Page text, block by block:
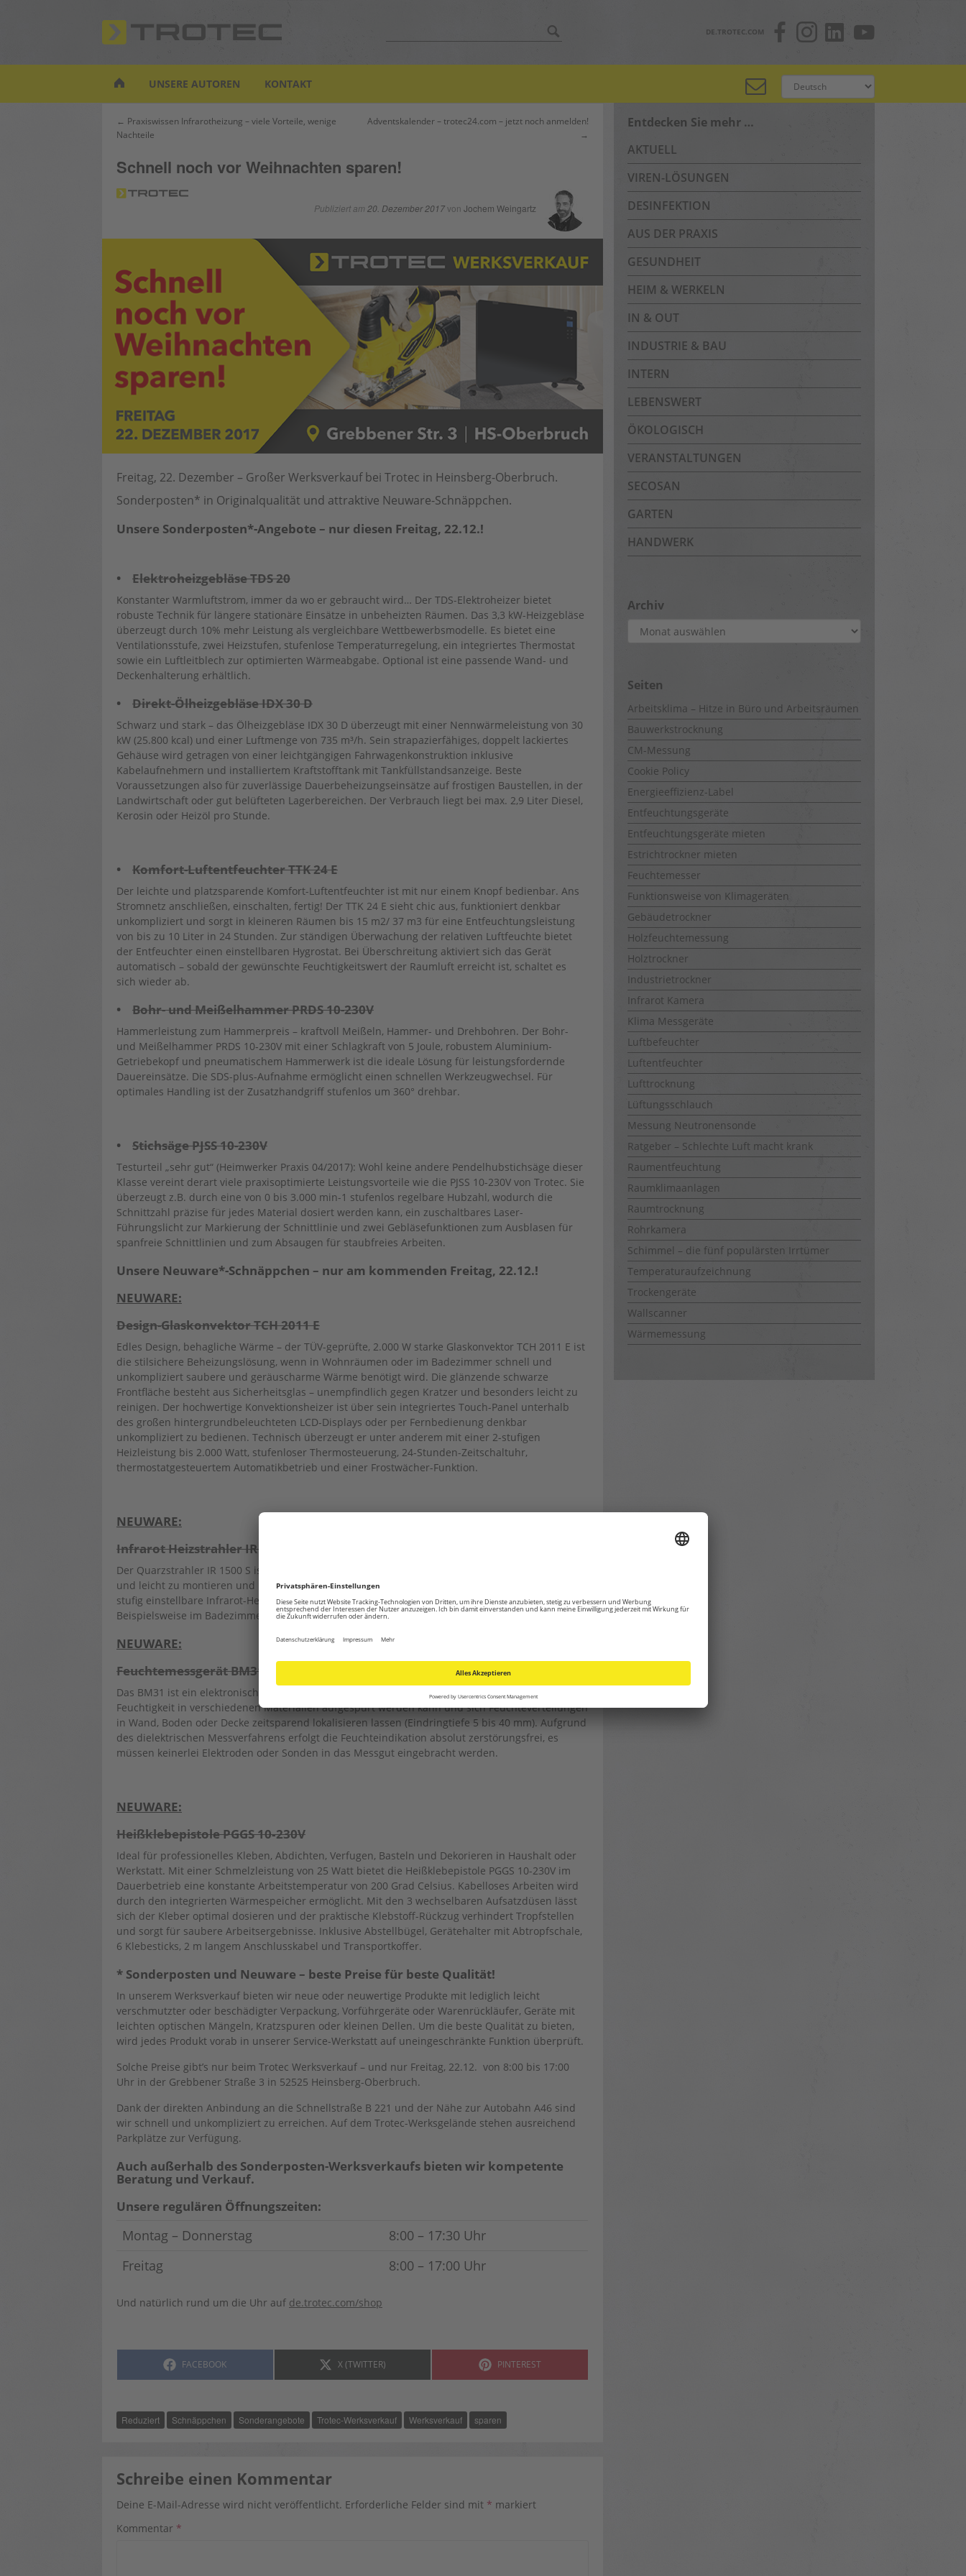
m
DE.TROTEC.COM
UNSERE AUTOREN KONTAKT
Beitrags-
Navigation
← Praxiswissen Infrarotheizung – viele Vorteile, wenige
Nachteile
Adventskalender – trotec24.com – jetzt noch anmelden!
→
Schnell noch vor Weihnachten sparen!
Publiziert am 20. Dezember 2017von Jochem Weingartz
Freitag, 22. Dezember – Großer Werksverkauf bei Trotec in Heinsberg-Oberbruch.
Sonderposten* in Originalqualität und attraktive Neuware-Schnäppchen.
Unsere Sonderposten*-Angebote – nur diesen Freitag, 22.12.!
• Elektroheizgebläse TDS 20
Konstanter Warmluftstrom, immer da wo er gebraucht wird… Der TDS-Elektroheizer bietet
robuste Technik für längere stationäre Einsätze in unbeheizten Räumen. Das 3,3 kW-Heizgebläse
überzeugt durch 10% mehr Leistung als vergleichbare Wettbewerbsmodelle. Es bietet eine
Ventilationsstufe, zwei Heizstufen, stufenlose Temperaturregelung, ein integriertes Thermostat
sowie ein Luftleitblech zur optimierten Wärmeabgabe. Optional ist eine passende Wand- und
Deckenhalterung erhältlich.
• Direkt-Ölheizgebläse IDX 30 D
Schwarz und stark – das Ölheizgebläse IDX 30 D überzeugt mit einer Nennwärmeleistung von 30
kW (25.800 kcal) und einer Luftmenge von 735 m³/h. Sein strapazierfähiges, doppelt lackiertes
Gehäuse wird getragen von einer leichtgängigen Fahrwagenkonstruktion inklusive
Kabelaufnehmern und installiertem Kraftstofftank mit Tankfüllstandsanzeige. Beste
Voraussetzungen also für zuverlässige Dauerbeheizungseinsätze auf frostigen Baustellen, in der
Landwirtschaft oder gut belüfteten Lagerbereichen. Der Verbrauch liegt bei max. 2,9 Liter Diesel,
Kerosin oder Heizöl pro Stunde.
• Komfort-Luftentfeuchter TTK 24 E
Der leichte und platzsparende Komfort-Luftentfeuchter ist mit nur einem Knopf bedienbar. Ans
Stromnetz anschließen, einschalten, fertig! Der TTK 24 E sieht chic aus, funktioniert denkbar
unkompliziert und sorgt in kleineren Räumen bis 15 m2/ 37 m3 für eine Entfeuchtungsleistung
von bis zu 10 Liter in 24 Stunden. Zur ständigen Überwachung der relativen Luftfeuchte bietet
der Entfeuchter einen einstellbaren Hygrostat. Bei Überschreitung aktiviert sich das Gerät
automatisch – sobald der gewünschte Feuchtigkeitswert der Raumluft erreicht ist, schaltet es
sich wieder ab.
• Bohr- und Meißelhammer PRDS 10-230V
Hammerleistung zum Hammerpreis – kraftvoll Meißeln, Hammer- und Drehbohren. Der Bohr-
und Meißelhammer PRDS 10‑230V mit einer Schlagkraft von 5 Joule, robustem Aluminium-
Getriebekopf und pneumatischem Hammerwerk ist die ideale Lösung für leistungsfordernde
Dauereinsätze. Die SDS-plus-Aufnahme ermöglicht einen schnellen Werkzeugwechsel. Für
optimales Handling ist der Zusatzhandgriff stufenlos um 360° drehbar.
• Stichsäge PJSS 10-230V
Testurteil „sehr gut“ (Heimwerker Praxis 04/2017): Wohl keine andere Pendelhubstichsäge dieser
Klasse vereint derart viele praxisoptimierte Leistungsvorteile wie die PJSS 10-230V von Trotec. Sie
überzeugt z.B. durch eine von 0 bis 3.000 min-1 stufenlos regelbare Hubzahl, wodurch die
Schnittzahl präzise für jedes Material dosiert werden kann, ein zuschaltbares Laser-
Führungslicht zur Markierung der Schnittlinie und zwei Gebläsefunktionen zum Ausblasen für
spanfreie Schnittlinien und zum Absaugen für staubfreies Arbeiten.
Unsere Neuware*-Schnäppchen – nur am kommenden Freitag, 22.12.!
NEUWARE:
Design-Glaskonvektor TCH 2011 E
Edles Design, behagliche Wärme – der TÜV-geprüfte, 2.000 W starke Glaskonvektor TCH 2011 E ist
die stilsichere Beheizungslösung, wenn in Wohnräumen oder im Badezimmer schnell und
unkompliziert saubere und geräuscharme Wärme benötigt wird. Die glänzende schwarze
Frontfläche besteht aus Sicherheitsglas – unempfindlich gegen Kratzer und besonders leicht zu
reinigen. Der hochwertige Konvektionsheizer ist über sein integriertes Touch-Panel unterhalb
des großen hintergrundbeleuchteten LCD-Displays oder per Fernbedienung denkbar
unkompliziert zu bedienen. Technisch überzeugt er unter anderem mit einer 2-stufigen
Heizleistung bis 2.000 Watt, stufenloser Thermosteuerung, 24-Stunden-Zeitschaltuhr,
thermostatgesteuertem Automatikbetrieb und einer Frostwächer-Funktion.
NEUWARE:
Infrarot Heizstrahler IR 1500 S
Der Quarzstrahler IR 1500 S ist überall dort erste Wahl, wo direkte Wärme benötigt wird. Einfach
und leicht zu montieren und mit einem verstellbaren Neigungswinkel zwischen 20°-60° ist der 3-
stufig einstellbare Infrarot-Heizstrahler mit 1500 Watt Heizleistung flexibel einsetzbar.
Beispielsweise im Badezimmer, Gäste-WC oder Hobbykeller.
NEUWARE:
Feuchtemessgerät BM31
Das BM31 ist ein elektronischer Feuchteindikator, mit dem schnell und einfach oberflächennahe
Feuchtigkeit in verschiedenen Materialien aufgespürt werden kann und sich Feuchteverteilungen
in Wand, Boden oder Decke zeitsparend lokalisieren lassen (Eindringtiefe 5 bis 40 mm). Aufgrund
des dielektrischen Messverfahrens erfolgt die Feuchteindikation absolut zerstörungsfrei, es
müssen keinerlei Elektroden oder Sonden in das Messgut eingebracht werden.
NEUWARE:
Heißklebepistole PGGS 10‑230V
Ideal für professionelles Kleben, Abdichten, Verfugen, Basteln und Dekorieren in Haushalt oder
Werkstatt. Mit einer Schmelzleistung von 25 Watt bietet die Heißklebepistole PGGS 10-230V im
Dauerbetrieb eine konstante Arbeitstemperatur von 200 Grad Celsius. Kabelloses Arbeiten wird
durch den integrierten Wärmespeicher ermöglicht. Mit den 3 wechselbaren Aufsatzdüsen lässt
sich der Kleber optimal dosieren und der praktische Klebstoff-Rückzug verhindert Tropfstellen
und sorgt für saubere Arbeitsergebnisse. Inklusive Abstellbügel, Gerätehalter mit Abtropfschale,
6 Klebesticks, 2 m langem Anschlusskabel und Transportkoffer.
* Sonderposten und Neuware – beste Preise für beste Qualität!
In unserem Werksverkauf bieten wir neue oder neuwertige Produkte mit lediglich leicht
verschmutzter oder beschädigter Verpackung, Vorführgeräte oder Warenrückläufer, Geräte mit
leichten optischen Mängeln, Kratzspuren oder kleinen Dellen. Um die beste Qualität zu bieten,
wird jedes Produkt vorab in unserer Service-Werkstatt auf uneingeschränkte Funktion überprüft.
Solche Preise gibt’s nur beim Trotec Werksverkauf – und nur Freitag, 22.12. von 8:00 bis 17:00
Uhr in der Grebbener Straße 3 in 52525 Heinsberg-Oberbruch.
Dank der direkten Anbindung an die Schnellstraße B 221 und der Nähe zur Autobahn A46 sind
wir schnell und unkompliziert zu erreichen. Auf dem Trotec-Werksgelände stehen ausreichend
Parkplätze zur Verfügung.
Auch außerhalb des Sonderposten-Werksverkaufs bieten wir kompetente
Beratung und Verkauf.
Unsere regulären Öffnungszeiten:
Montag – Donnerstag
8:00 – 17:30 Uhr
Freitag
8:00 – 17:00 Uhr
Und natürlich rund um die Uhr auf de.trotec.com/shop
SHARE
FACEBOOK SHARE
ON
X (TWITTER) SHARE
PINTEREST
Reduziert Schnäppchen Sonderangebote Trotec-Werksverkauf Werksverkauf sparen
Schreibe einen Kommentar
Deine E-Mail-Adresse wird nicht veröffentlicht. Erforderliche Felder sind mit * markiert
Kommentar *
Entdecken Sie mehr …
AKTUELL
VIREN-LÖSUNGEN
DESINFEKTION
AUS DER PRAXIS
GESUNDHEIT
HEIM & WERKELN
IN & OUT
INDUSTRIE & BAU
INTERN
LEBENSWERT
ÖKOLOGISCH
VERANSTALTUNGEN
SECOSAN
GARTEN
HANDWERK
Archiv
Archiv
Seiten
Arbeitsklima – Hitze in Büro und Arbeitsräumen
Bauwerkstrocknung
CM-Messung
Cookie Policy
Energieeffizienz-Label
Entfeuchtungsgeräte
Entfeuchtungsgeräte mieten
Estrichtrockner mieten
Feuchtemesser
Funktionsweise von Klimageräten
Gebäudetrockner
Holzfeuchtemessung
Holztrockner
Industrietrockner
Infrarot Kamera
Klima Messgeräte
Luftbefeuchter
Luftentfeuchter
Lufttrocknung
Lüftungsschlauch
Messung Neutronensonde
Ratgeber – Schlechte Luft macht krank
Raumentfeuchtung
Raumklimaanlagen
Raumtrocknung
Rohrkamera
Schimmel – die fünf populärsten Irrtümer
Temperaturaufzeichnung
Trockengeräte
Wallscanner
Wärmemessung